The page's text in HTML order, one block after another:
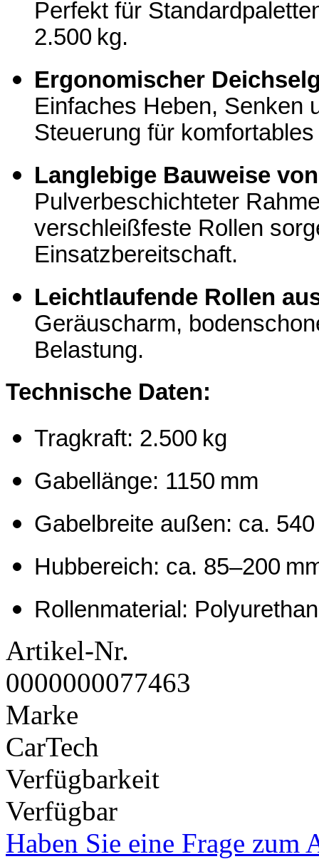
Perfekt für
2.500 kg.
Ergonomischer
Einfaches Heben, Senken
Steuerung für
Langlebige Bauweise
Pulverbeschichteter
verschleißfeste Rollen
Einsatzbereitschaft.
Leichtlaufende Rollen
Geräuscharm,
Belastung.
Technische Daten:
Tragkraft: 2.500 kg
Gabellänge: 1150 mm
Gabelbreite außen: ca. 540
Hubbereich: ca. 85–200
Rollenmaterial: Polyurethan
Artikel-Nr.
0000000077463
Marke
CarTech
Verfügbarkeit
Verfügbar
Haben Sie eine Frage zum